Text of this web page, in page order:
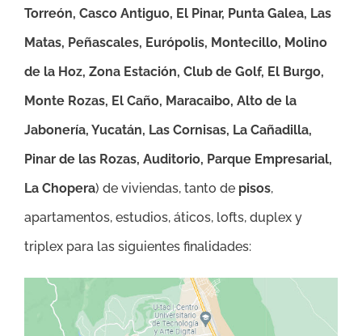
Torreón, Casco Antiguo, El Pinar, Punta Galea, Las
Matas, Peñascales, Európolis, Montecillo, Molino
de la Hoz, Zona Estación, Club de Golf, El Burgo,
Monte Rozas, El Caño, Maracaibo, Alto de la
Jabonería, Yucatán, Las Cornisas, La Cañadilla,
Pinar de las Rozas, Auditorio, Parque Empresarial,
La Chopera) de viviendas, tanto de pisos,
apartamentos, estudios, áticos, lofts, duplex y
triplex para las siguientes finalidades: